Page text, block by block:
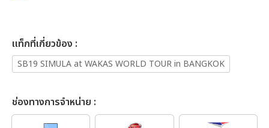
เเท็กที่เกี่ยวข้อง :
SB19 SIMULA at WAKAS WORLD TOUR in BANGKOK
ช่องทางการจำหน่าย :